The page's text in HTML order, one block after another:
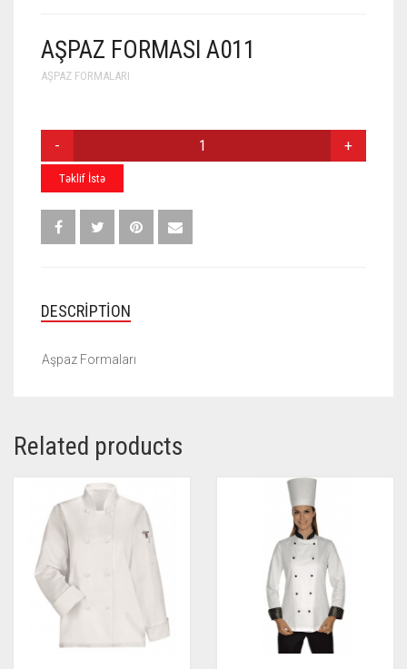
AŞPAZ FORMASI A011
AŞPAZ FORMALARI
QUANTITY
Təklif İstə
DESCRIPTION
Aşpaz Formaları
Related products